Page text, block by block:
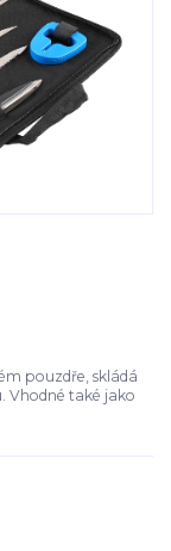
pouzdře, skládá
Vhodné také jako